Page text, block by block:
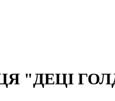
"ДЕЦІ